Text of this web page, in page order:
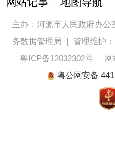
网站记事 地图导航
主办：河源市人民政府办公
务数据管理局 | 管理维护
粤ICP备12032302号|
粤公网安备